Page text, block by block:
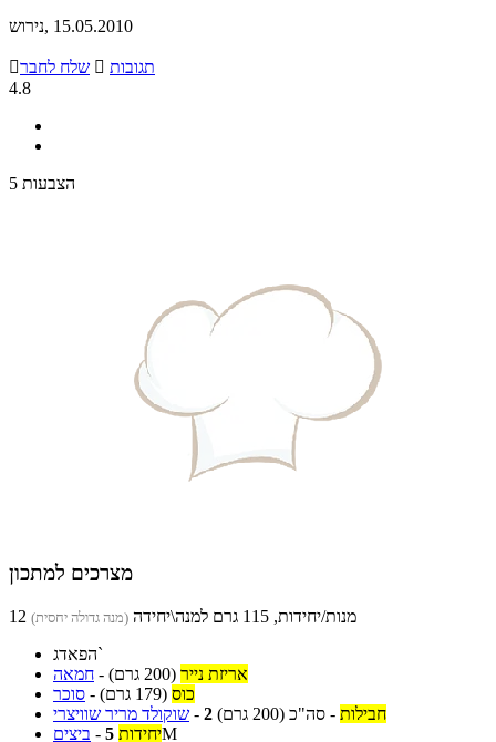
נירוש, 15.05.2010
שלח לחבר  תגובות
4.8
5 הצבעות
מצרכים למתכון
12 מנות/יחידות, 115 גרם למנה\יחידה (מנה גדולה יחסית)
הפאדג`
חמאה - אריזת נייר (200 גרם)
סוכר - כוס (179 גרם)
שוקולד מריר שוויצרי - 2 חבילות - סה"כ (200 גרם)
ביצים - 5 יחידותM